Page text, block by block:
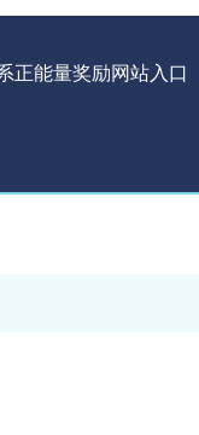
正能量奖励网站入口